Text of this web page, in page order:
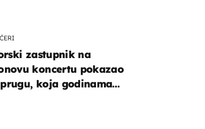
zastupnik na
koncertu pokazao
koja godinama